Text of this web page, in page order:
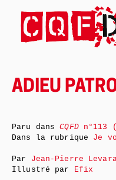
ADIEU
Paru dansCQFDn°113
Dans la rubrique Je
Par Jean-Pierre
Illustré par Efix